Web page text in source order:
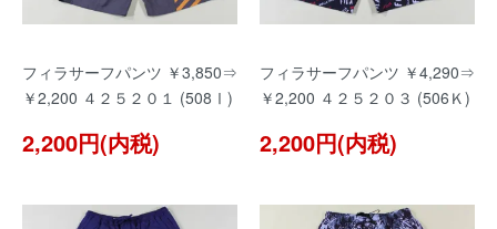
フィラサーフパンツ ￥3,850⇒
￥2,200 ４２５２０１ (508Ⅰ)
2,200円(内税)
フィラサーフパンツ ￥4,290⇒
￥2,200 ４２５２０３ (506Ｋ)
2,200円(内税)